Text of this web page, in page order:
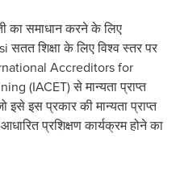
का समाधान करने के लिए
शिक्षा के लिए विश्व स्तर पर
Accreditors for
(IACET) से मान्यता प्राप्त
इसे इस प्रकार की मान्यता प्राप्त
प्रशिक्षण कार्यक्रम होने का